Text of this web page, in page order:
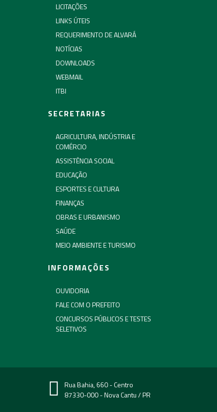
LICITAÇÕES
LINKS ÚTEIS
REQUERIMENTO DE ALVARÁ
NOTÍCIAS
DOWNLOADS
WEBMAIL
ITBI
SECRETARIAS
AGRICULTURA, INDÚSTRIA E
COMÉRCIO
ASSISTÊNCIA SOCIAL
EDUCAÇÃO
ESPORTES E CULTURA
FINANÇAS
OBRAS E URBANISMO
SAÚDE
MEIO AMBIENTE E TURISMO
INFORMAÇÕES
OUVIDORIA
FALE COM O PREFEITO
CONCURSOS PÚBLICOS E TESTES
SELETIVOS
Rua Bahia, 660 - Centro
87330-000 - Nova Cantu / PR